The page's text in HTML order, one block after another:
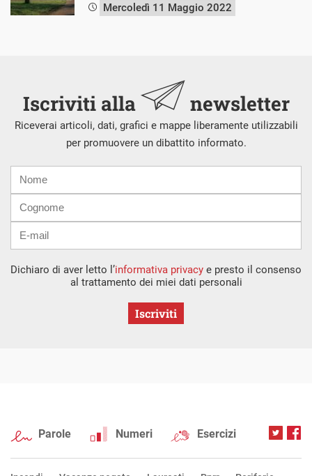
Mercoledì 11 Maggio 2022
Iscriviti alla newsletter
Riceverai articoli, dati, grafici e mappe liberamente utilizzabili
per promuovere un dibattito informato.
mail
Dichiaro di aver letto l’informativa privacy e presto il consenso
al trattamento dei miei dati personali
Iscriviti
Parole Numeri Esercizi